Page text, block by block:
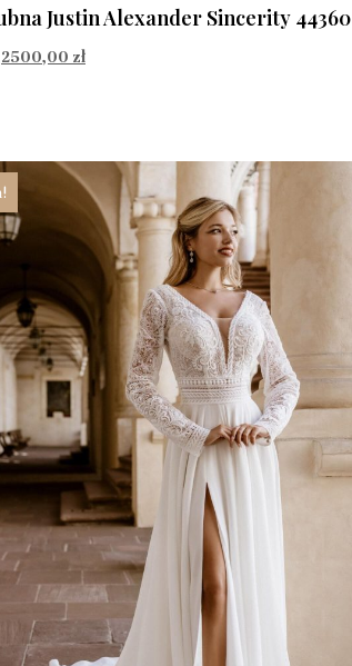
Justin Alexander Sincerity 44360
2500,00 zł